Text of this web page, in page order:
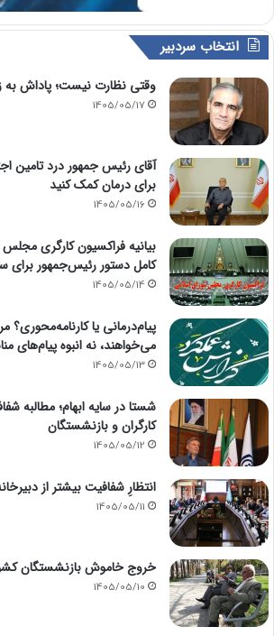
انتخاب سردبیر
وقتی نظارت نیست؛ پاداش
1405/05/17
آقای رئیس جمهور درد تامین
برای درمان کمک کنید
1405/05/16
بیانیه فراکسیون کارگری
کامل دستور رئیس‌جمهور برای
1405/05/14
پیام‌درمانی یا کارنامه‌محوری؟
می‌خواهند، نه انبوه پیام‌های
1405/05/13
شستا در سایه ابهام؛ مطالبه
کارگران و بازنشستگان
1405/05/12
انتظارِ شفافیت بیشتر از
1405/05/11
خروج خاموش بازنشستگان
1405/05/10